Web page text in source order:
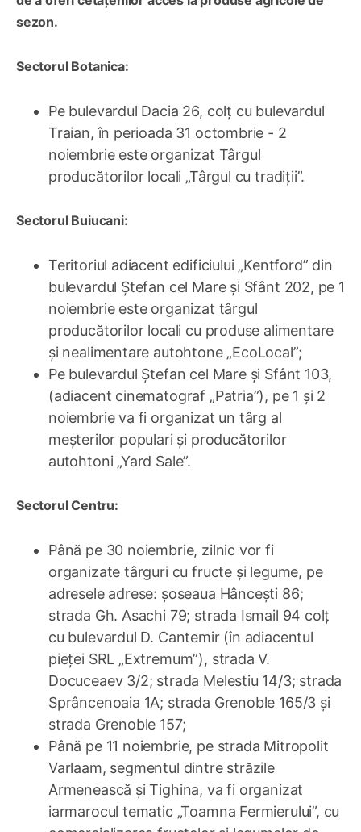
sezon.
Sectorul Botanica:
Pe bulevardul Dacia 26, colț cu bulevardul
Traian, în perioada 31 octombrie - 2
noiembrie este organizat Târgul
producătorilor locali „Târgul cu tradiții”.
Sectorul Buiucani:
Teritoriul adiacent edificiului „Kentford” din
bulevardul Ștefan cel Mare și Sfânt 202, pe 1
noiembrie este organizat târgul
producătorilor locali cu produse alimentare
și nealimentare autohtone „EcoLocal”;
Pe bulevardul Ștefan cel Mare și Sfânt 103,
(adiacent cinematograf „Patria”), pe 1 și 2
noiembrie va fi organizat un târg al
meșterilor populari și producătorilor
autohtoni „Yard Sale”.
Sectorul Centru:
Până pe 30 noiembrie, zilnic vor fi
organizate târguri cu fructe și legume, pe
adresele adrese: șoseaua Hâncești 86;
strada Gh. Asachi 79; strada Ismail 94 colț
cu bulevardul D. Cantemir (în adiacentul
pieței SRL „Extremum”), strada V.
Docuceaev 3/2; strada Melestiu 14/3; strada
Sprâncenoaia 1A; strada Grenoble 165/3 și
strada Grenoble 157;
Până pe 11 noiembrie, pe strada Mitropolit
Varlaam, segmentul dintre străzile
Armenească și Tighina, va fi organizat
iarmarocul tematic „Toamna Fermierului”, cu